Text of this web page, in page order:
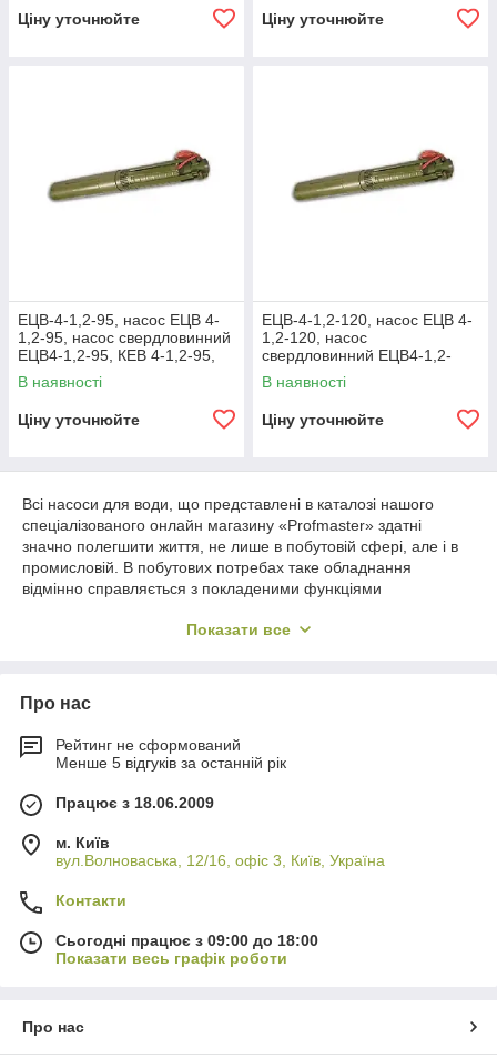
Ціну уточнюйте Ціну уточнюйте
ЕЦВ-4-1,2-95, насос ЕЦВ 4-
1,2-95, насос свердловинний
ЕЦВ4-1,2-95, КЕВ 4-1,2-95,
насос ЕЦВ 4
В наявності
Ціну уточнюйте
ЕЦВ-4-1,2-120, насос ЕЦВ 4-
1,2-120, насос
свердловинний ЕЦВ4-1,2-
120, КЕВ 4-1,2-120, насос
ЕЦВ 4
В наявності
Ціну уточнюйте
Всі насоси для води, що представлені в каталозі нашого
спеціалізованого онлайн магазину «Profmaster» здатні
значно полегшити життя, не лише в побутовій сфері, але і в
промисловій. В побутових потребах таке обладнання
відмінно справляється з покладеними функціями
Високоякісні насоси для підвищення тиску води (наприклад,
спрощує задачу подачі питної води або відкачування рідин
для різних підприємств і компаній.
Купити промисловий насос для води
занурювальні насоси для води, так і агрегати поверхневого
можуть являти собою дачні або садові пристрої, а також цілі
станції. Обладнання занурювального типу застосовується
для відкачування відходів і може занурюватися в колодязі. У
свою чергу насоси для брудної води призначені для
відкачування води з приватних ставків, підвалів і
різноманітних басейнів. Серед занурювальних насосів
Високоякісні насоси для відкачування води;
Показати все
Про нас
Рейтинг не сформований
Менше 5 відгуків за останній рік
Працює з 18.06.2009
м. Київ
вул.Волноваська, 12/16, офіс 3, Київ, Україна
Контакти
Сьогодні працює з 09:00 до 18:00
Показати весь графік роботи
Про нас